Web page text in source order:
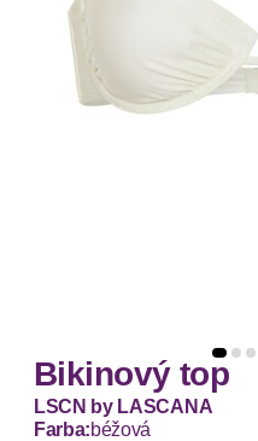
Bikinový top
LSCN by LASCANA
Farba:béžová